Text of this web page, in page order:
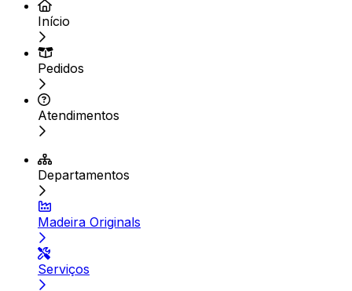
Início
Pedidos
Atendimentos
Departamentos
Madeira Originals
Serviços